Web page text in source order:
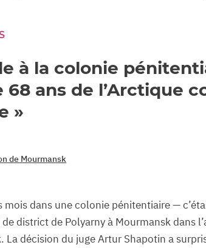
à la colonie
68 ans de l’Arctique
»
de Mourmansk
mois dans une colonie pénitentiaire —
district de Polyarny à Mourmansk dans
La décision du juge Artur Shapotin a